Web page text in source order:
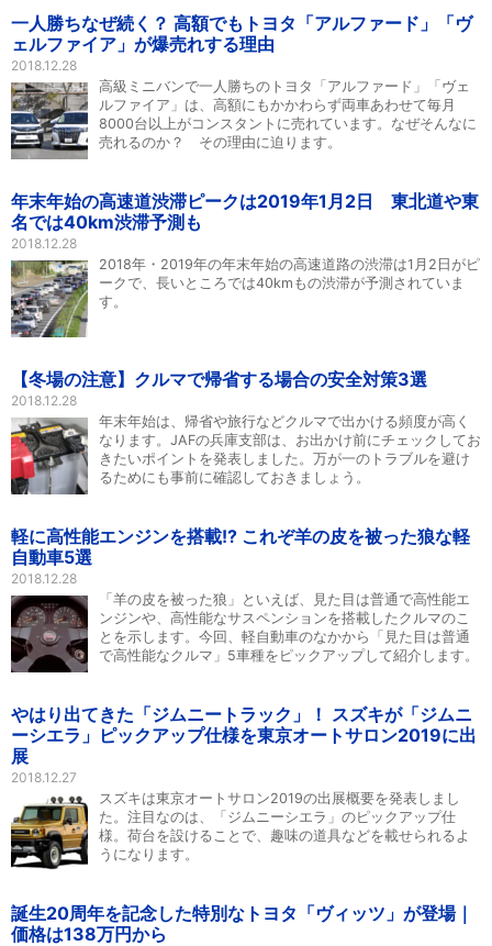
一人勝ちなぜ続く？ 高額でもトヨタ「アルファード」「ヴ
ェルファイア」が爆売れする理由
2018.12.28
高級ミニバンで一人勝ちのトヨタ「アルファード」「ヴェ
ルファイア」は、高額にもかかわらず両車あわせて毎月
8000台以上がコンスタントに売れています。なぜそんなに
売れるのか？ その理由に迫ります。
年末年始の高速道渋滞ピークは2019年1月2日 東北道や東
名では40km渋滞予測も
2018.12.28
2018年・2019年の年末年始の高速道路の渋滞は1月2日がピ
ークで、長いところでは40kmもの渋滞が予測されていま
す。
【冬場の注意】クルマで帰省する場合の安全対策3選
2018.12.28
年末年始は、帰省や旅行などクルマで出かける頻度が高く
なります。JAFの兵庫支部は、お出かけ前にチェックしてお
きたいポイントを発表しました。万が一のトラブルを避け
るためにも事前に確認しておきましょう。
軽に高性能エンジンを搭載!? これぞ羊の皮を被った狼な軽
自動車5選
2018.12.28
「羊の皮を被った狼」といえば、見た目は普通で高性能エ
ンジンや、高性能なサスペンションを搭載したクルマのこ
とを示します。今回、軽自動車のなかから「見た目は普通
で高性能なクルマ」5車種をピックアップして紹介します。
やはり出てきた「ジムニートラック」！ スズキが「ジムニ
ーシエラ」ピックアップ仕様を東京オートサロン2019に出
展
2018.12.27
スズキは東京オートサロン2019の出展概要を発表しまし
た。注目なのは、「ジムニーシエラ」のピックアップ仕
様。荷台を設けることで、趣味の道具などを載せられるよ
うになります。
誕生20周年を記念した特別なトヨタ「ヴィッツ」が登場｜
価格は138万円から